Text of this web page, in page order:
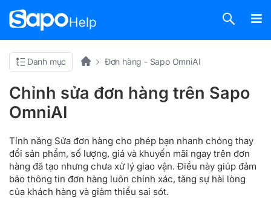
Danh mục Đơn hàng - Sapo OmniAI
Chỉnh sửa đơn hàng trên Sapo
OmniAI
Tính năng Sửa đơn hàng cho phép bạn nhanh chóng thay
đổi sản phẩm, số lượng, giá và khuyến mãi ngay trên đơn
hàng đã tạo nhưng chưa xử lý giao vận. Điều này giúp đảm
bảo thông tin đơn hàng luôn chính xác, tăng sự hài lòng
của khách hàng và giảm thiểu sai sót.